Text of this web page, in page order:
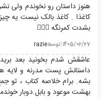
هنوز داستان رو نخوندم ولی
کاغذا . کاغذ بالک نیست یه
بشدت کمرنگه 🤦🏻‍♀️
1405/02/27
|توسطrazie
عاشقش شدم بخونید بعد
داستانش پست مدرنه و لایه
بشه. برام خلاصه کتاب ، تو
بهشت موعود و بابل.دوبار